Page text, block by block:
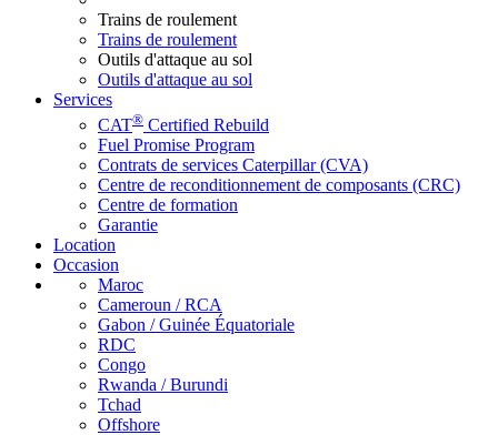
Trains de roulement
Trains de roulement
Outils d'attaque au sol
Outils d'attaque au sol
Services
CAT® Certified Rebuild
Fuel Promise Program
Contrats de services Caterpillar (CVA)
Centre de reconditionnement de composants (CRC)
Centre de formation
Garantie
Location
Occasion
Maroc
Cameroun / RCA
Gabon / Guinée Équatoriale
RDC
Congo
Rwanda / Burundi
Tchad
Offshore